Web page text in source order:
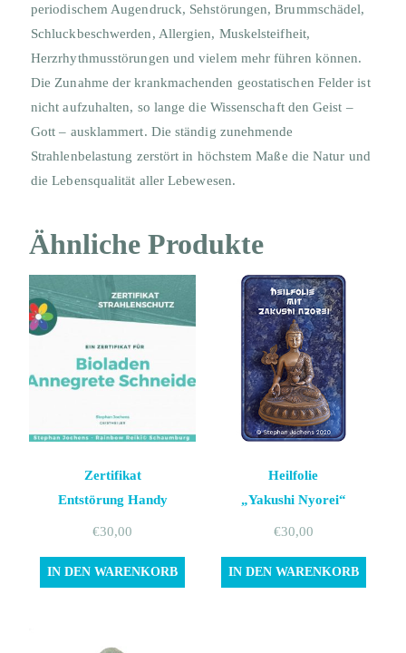
periodischem Augendruck, Sehstörungen, Brummschädel,
Schluckbeschwerden, Allergien, Muskelsteifheit,
Herzrhythmusstörungen und vielem mehr führen können.
Die Zunahme der krankmachenden geostatischen Felder ist
nicht aufzuhalten, so lange die Wissenschaft den Geist –
Gott – ausklammert. Die ständig zunehmende
Strahlenbelastung zerstört in höchstem Maße die Natur und
die Lebensqualität aller Lebewesen.
Ähnliche Produkte
Zertifikat
Entstörung Handy
€30,00
IN DEN WARENKORB
Heilfolie
„Yakushi Nyorei“
€30,00
IN DEN WARENKORB